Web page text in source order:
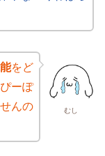
むし
をど
ーぽ
んの